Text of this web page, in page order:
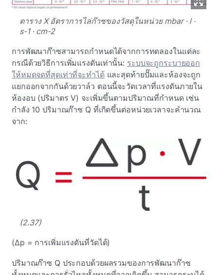
ตาราง X อัตราการไล่ก๊าซของวัสดุในหน่วย mbar · l ·
s-1 · cm-2
การพัฒนาก๊าซสามารถกําหนดได้จากการทดลองในแต่ละ
กรณีด้วยวิธีการเพิ่มแรงดันเท่านั้น: ระบบจะถูกระบายออก
ให้หมดจดที่สุดเท่าที่จะทําได้ และสุดท้ายปั๊มและห้องจะถูก
แยกออกจากกันด้วยวาล์ว ตอนนี้จะวัดเวลาที่แรงดันภายใน
ห้องอบ (ปริมาตร V) จะเพิ่มขึ้นตามปริมาณที่กําหนด เช่น
กําลัง 10 ปริมาณก๊าซ Q ที่เกิดขึ้นต่อหน่วยเวลาจะคํานวณ
จาก:
(2.37)
(Δp = การเพิ่มแรงดันที่วัดได้)
ปริมาณก๊าซ Q ประกอบด้วยผลรวมของการพัฒนาก๊าซ